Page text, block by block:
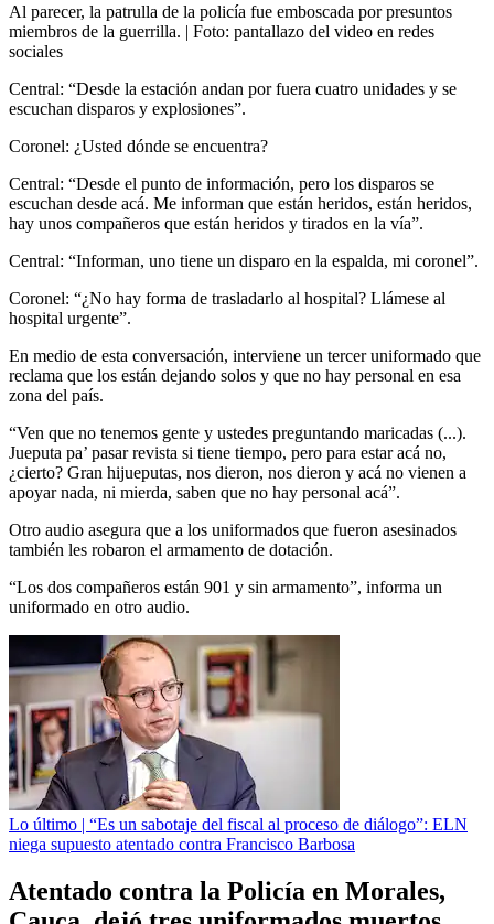
Al parecer, la patrulla de la policía fue emboscada por presuntos
miembros de la guerrilla. | Foto: pantallazo del video en redes
sociales
Central: “Desde la estación andan por fuera cuatro unidades y se
escuchan disparos y explosiones”.
Coronel: ¿Usted dónde se encuentra?
Central: “Desde el punto de información, pero los disparos se
escuchan desde acá. Me informan que están heridos, están heridos,
hay unos compañeros que están heridos y tirados en la vía”.
Central: “Informan, uno tiene un disparo en la espalda, mi coronel”.
Coronel: “¿No hay forma de trasladarlo al hospital? Llámese al
hospital urgente”.
En medio de esta conversación, interviene un tercer uniformado que
reclama que los están dejando solos y que no hay personal en esa
zona del país.
“Ven que no tenemos gente y ustedes preguntando maricadas (...).
Jueputa pa’ pasar revista si tiene tiempo, pero para estar acá no,
¿cierto? Gran hijueputas, nos dieron, nos dieron y acá no vienen a
apoyar nada, ni mierda, saben que no hay personal acá”.
Otro audio asegura que a los uniformados que fueron asesinados
también les robaron el armamento de dotación.
“Los dos compañeros están 901 y sin armamento”, informa un
uniformado en otro audio.
Lo último | “Es un sabotaje del fiscal al proceso de diálogo”: ELN
niega supuesto atentado contra Francisco Barbosa
Atentado contra la Policía en Morales,